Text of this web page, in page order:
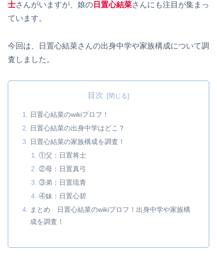
士さんがいますが、娘の 日置心結菜さんにも注目が集まっ
ています。
今回は、日置心結菜さんの出身中学や家族構成について調
査しました。
目次
日置心結菜のwikiプロフ！
日置心結菜の出身中学はどこ？
日置心結菜の家族構成を調査！
①父：日置将士
②母：日置真弓
③弟：日置琉青
④妹：日置心碧
まとめ 日置心結菜のwikiプロフ！出身中学や家族構
成を調査！